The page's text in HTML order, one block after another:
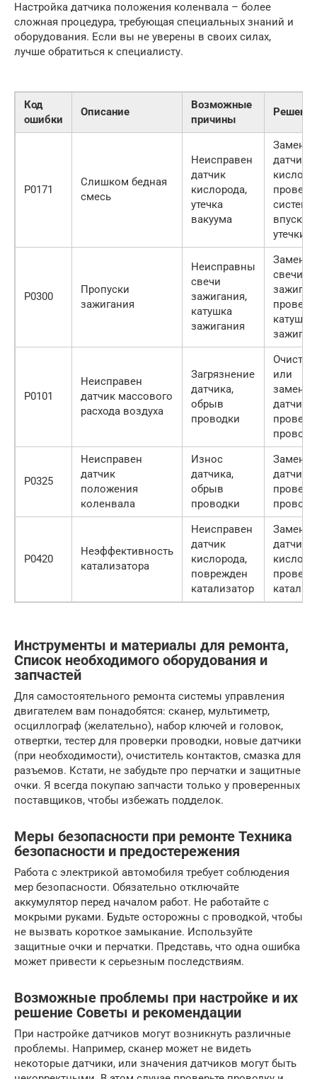
Настройка датчика положения коленвала – более
сложная процедура, требующая специальных знаний и
оборудования. Если вы не уверены в своих силах,
лучше обратиться к специалисту.
Код
ошибки
Описание
Возможные
причины
Решение
P0171
Слишком бедная
смесь
Неисправен
датчик
кислорода,
утечка
вакуума
датчик
систему
впуска
утечки
P0300
Пропуски
зажигания
Неисправны
свечи
зажигания,
катушка
зажигания
свечи
катушку
P0101
Неисправен
датчик массового
расхода воздуха
Загрязнение
датчика,
обрыв
проводки
или
датчик,
P0325
Неисправен
датчик
положения
коленвала
Износ
датчика,
обрыв
проводки
датчик,
P0420
Неэффективность
катализатора
Неисправен
датчик
кислорода,
поврежден
катализатор
датчик
Инструменты и материалы для ремонта,
Список необходимого оборудования и
запчастей
Для самостоятельного ремонта системы управления
двигателем вам понадобятся: сканер, мультиметр,
осциллограф (желательно), набор ключей и головок,
отвертки, тестер для проверки проводки, новые датчики
(при необходимости), очиститель контактов, смазка для
разъемов. Кстати, не забудьте про перчатки и защитные
очки. Я всегда покупаю запчасти только у проверенных
поставщиков, чтобы избежать подделок.
Меры безопасности при ремонте Техника
безопасности и предостережения
Работа с электрикой автомобиля требует соблюдения
мер безопасности. Обязательно отключайте
аккумулятор перед началом работ. Не работайте с
мокрыми руками. Будьте осторожны с проводкой, чтобы
не вызвать короткое замыкание. Используйте
защитные очки и перчатки. Представь, что одна ошибка
может привести к серьезным последствиям.
Возможные проблемы при настройке и их
решение Советы и рекомендации
При настройке датчиков могут возникнуть различные
проблемы. Например, сканер может не видеть
некоторые датчики, или значения датчиков могут быть